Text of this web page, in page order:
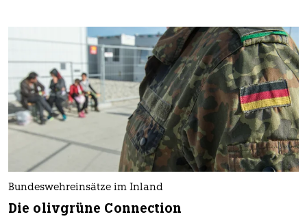
Bundeswehreinsätze im Inland
Die olivgrüne Connection